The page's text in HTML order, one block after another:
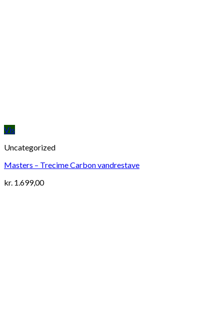
Vis
Uncategorized
Masters – Trecime Carbon vandrestave
kr. 1.699,00